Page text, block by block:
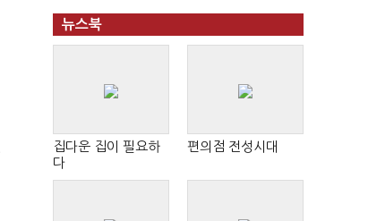
뉴스북
집다운 집이 필요하
다
편의점 전성시대